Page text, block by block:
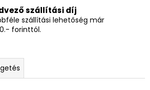
szállítási díj
szállítási lehetőség már
forinttól.